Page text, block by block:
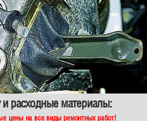
расходные материалы:
цены на все виды ремонтных работ!